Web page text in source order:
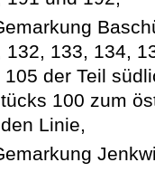
132, 133, 134,
105 der Teil
100 zum
Linie,